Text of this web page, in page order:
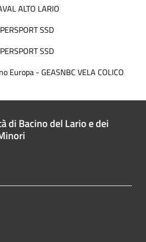
ALTO LARIO
SSD
SSD
Europa - GEASNBC VELA COLICO
di Bacino del Lario e dei